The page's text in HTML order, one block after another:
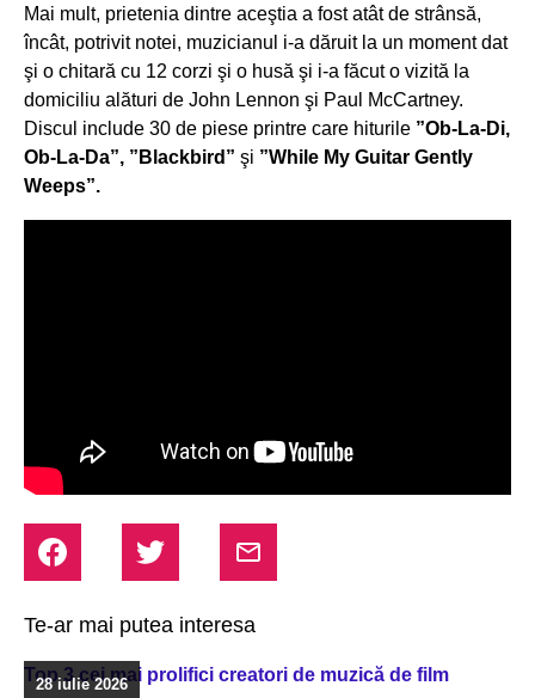
Mai mult, prietenia dintre aceştia a fost atât de strânsă,
încât, potrivit notei, muzicianul i-a dăruit la un moment dat
şi o chitară cu 12 corzi şi o husă şi i-a făcut o vizită la
domiciliu alături de John Lennon şi Paul McCartney.
Discul include 30 de piese printre care hiturile ”Ob-La-Di,
Ob-La-Da”, ”Blackbird” şi ”While My Guitar Gently
Weeps”.
Te-ar mai putea interesa
Top 3 cei mai prolifici creatori de muzică de film
28 iulie 2026